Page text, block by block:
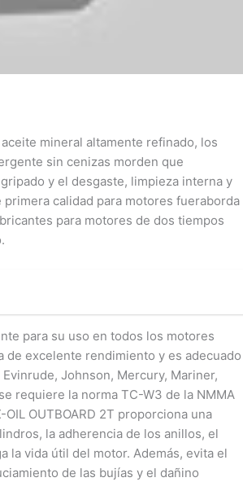
mineral altamente refinado, los
sin cenizas morden que
y el desgaste, limpieza interna y
calidad para motores fueraborda
para motores de dos tiempos
para su uso en todos los motores
excelente rendimiento y es adecuado
Johnson, Mercury, Mariner,
requiere la norma TC-W3 de la NMMA
OUTBOARD 2T proporciona una
la adherencia de los anillos, el
la vida útil del motor. Además, evita el
de las bujías y el dañino